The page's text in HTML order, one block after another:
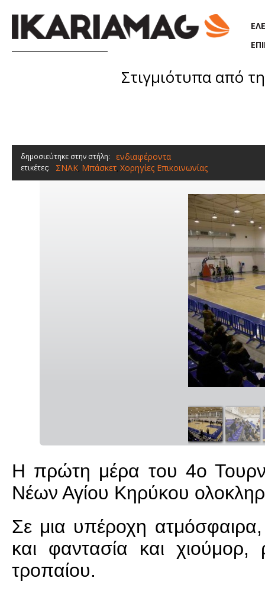
Στιγμιότυπα από
δημοσιεύτηκε στην στήλη: ενδιαφέροντα
ετικέτες: ΣΝΑΚ, Μπάσκετ, Χορηγίες Επικοινωνίας
Η πρώτη μέρα του 4ο
Νέων Αγίου Κηρύκου
Σε μια υπέροχη
και φαντασία και
τροπαίου.